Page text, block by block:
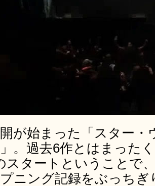
が始まった「スター・
。過去6作とはまった
スタートということで
ニング記録をぶっち